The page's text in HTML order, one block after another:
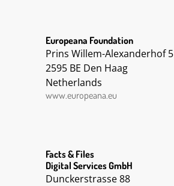
|| Women || Western Front
Europeana Foundation
Prins Willem-Alexanderhof 5
2595 BE Den Haag
Netherlands
www.europeana.eu
Facts & Files
Digital Services GmbH
Dunckerstrasse 88